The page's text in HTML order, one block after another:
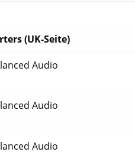
(UK-Seite)
Audio
Audio
Audio